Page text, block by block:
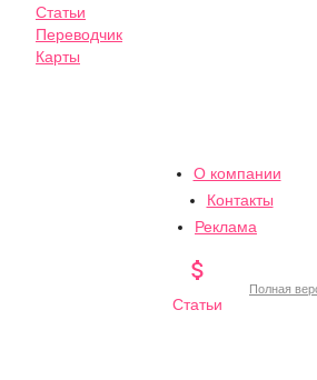
Статьи
Переводчик
Карты
О компании
Контакты
Реклама

Статьи
Полная